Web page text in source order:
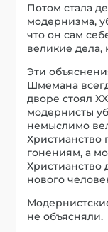
Потом стала
модернизма,
что он сам
великие дела,
Эти
Шмемана
дворе стоял
модернисты
немыслимо
Христианство
гонениям, а
нового
не объясняли.